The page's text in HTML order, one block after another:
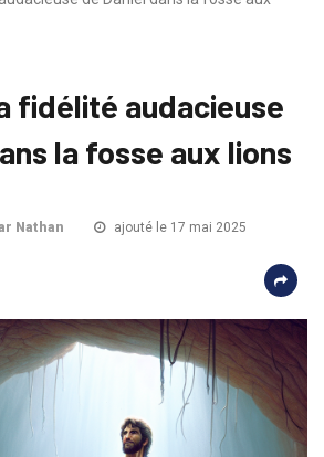
fidélité audacieuse
la fosse aux lions
Nathan ajouté le 17 mai 2025